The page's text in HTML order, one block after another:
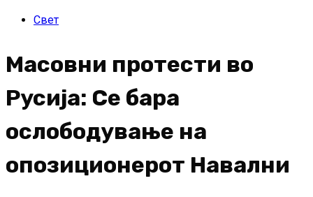
Свет
Масовни протести во
Русија: Се бара
ослободување на
опозиционерот Навални